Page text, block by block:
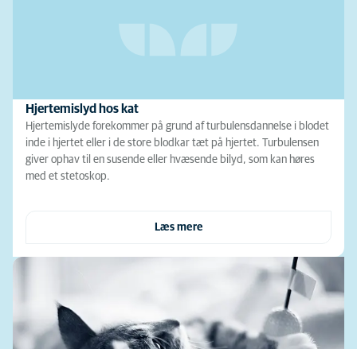
Hjertemislyd hos kat
Hjertemislyde forekommer på grund af turbulensdannelse i blodet
inde i hjertet eller i de store blodkar tæt på hjertet. Turbulensen
giver ophav til en susende eller hvæsende bilyd, som kan høres
med et stetoskop.
Læs mere